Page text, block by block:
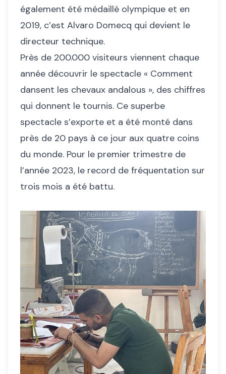
également été médaillé olympique et en
2019, c’est Alvaro Domecq qui devient le
directeur technique.
Près de 200.000 visiteurs viennent chaque
année découvrir le spectacle « Comment
dansent les chevaux andalous », des chiffres
qui donnent le tournis. Ce superbe
spectacle s’exporte et a été monté dans
près de 20 pays à ce jour aux quatre coins
du monde. Pour le premier trimestre de
l’année 2023, le record de fréquentation sur
trois mois a été battu.